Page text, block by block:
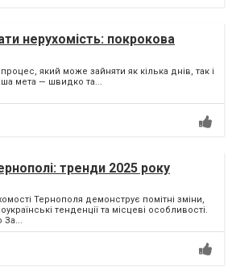
нерухомість: покрокова
який може зайняти як кілька днів, так і
мета — швидко та...
тренди 2025 року
Тернополя демонструє помітні зміни,
тенденції та місцеві особливості.
За...